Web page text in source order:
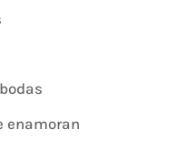
enamoran